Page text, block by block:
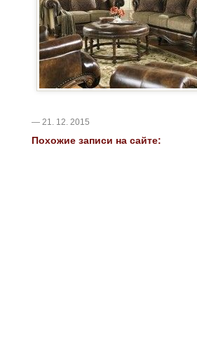
— 21. 12. 2015
Похожие записи на сайте: